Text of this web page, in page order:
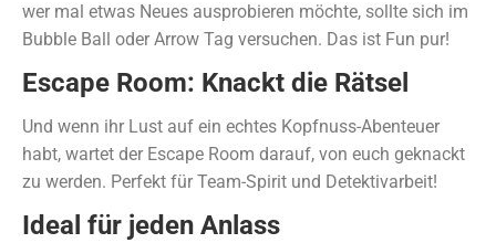
wer mal etwas Neues ausprobieren möchte, sollte sich im
Bubble Ball oder Arrow Tag versuchen. Das ist Fun pur!
Escape Room: Knackt die Rätsel
Und wenn ihr Lust auf ein echtes Kopfnuss-Abenteuer
habt, wartet der Escape Room darauf, von euch geknackt
zu werden. Perfekt für Team-Spirit und Detektivarbeit!
Ideal für jeden Anlass